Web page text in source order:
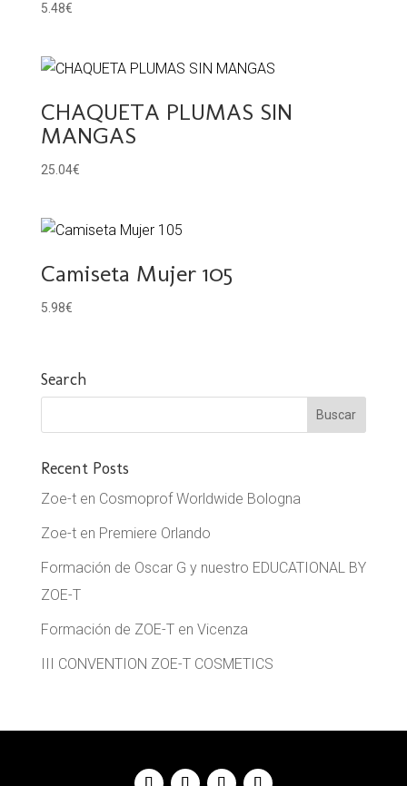
5.48€
CHAQUETA PLUMAS SIN
MANGAS
25.04€
Camiseta Mujer 105
5.98€
Search
Recent Posts
Zoe-t en Cosmoprof Worldwide Bologna
Zoe-t en Premiere Orlando
Formación de Oscar G y nuestro EDUCATIONAL BY
ZOE-T
Formación de ZOE-T en Vicenza
III CONVENTION ZOE-T COSMETICS